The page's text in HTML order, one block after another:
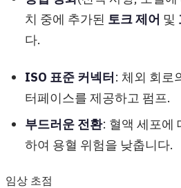
치 중에 추가된 토크 제어 및
다.
ISO 표준 커넥터: 체외 회로
터페이스를 제공하고 펌프.
부드러운 전환: 혈액 세포에
하여 용혈 위험을 낮춥니다.
임상 초점